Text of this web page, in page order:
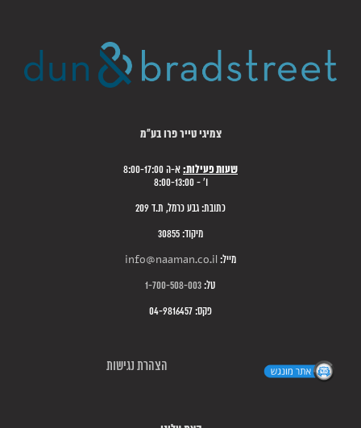
צמיגי טייר פרו בע"מ
שעות פעילות: א-ה 8:00-17:00
ו' - 8:00-13:00
כתובת: גבע כרמל, ת.ד 209
מיקוד: 30855
מייל: info@naaman.co.il
טל: 1-700-508-003
פקס: 04-9816457
הצהרת נגישות